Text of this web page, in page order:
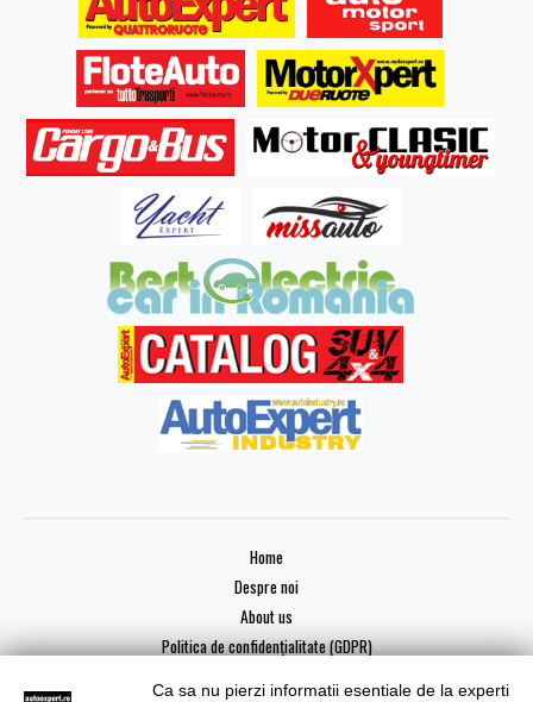
Home
Despre noi
About us
Politica de confidențialitate (GDPR)
Ca sa nu pierzi informatii esentiale de la experti